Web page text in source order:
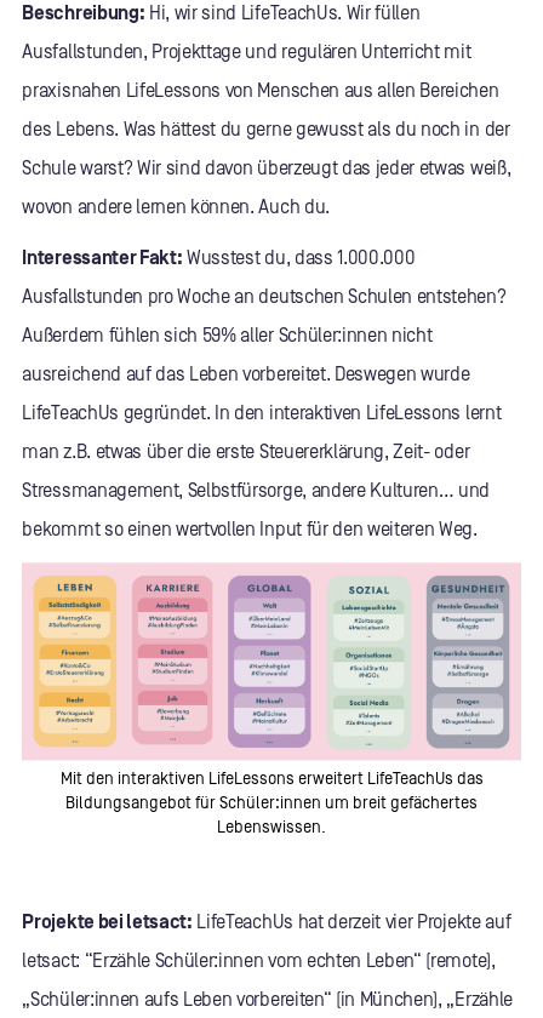
Beschreibung: Hi, wir sind LifeTeachUs. Wir füllen
Ausfallstunden, Projekttage und regulären Unterricht mit
praxisnahen LifeLessons von Menschen aus allen Bereichen
des Lebens. Was hättest du gerne gewusst als du noch in der
Schule warst? Wir sind davon überzeugt das jeder etwas weiß,
wovon andere lernen können. Auch du.
Interessanter Fakt: Wusstest du, dass 1.000.000
Ausfallstunden pro Woche an deutschen Schulen entstehen?
Außerdem fühlen sich 59% aller Schüler:innen nicht
ausreichend auf das Leben vorbereitet. Deswegen wurde
LifeTeachUs gegründet. In den interaktiven LifeLessons lernt
man z.B. etwas über die erste Steuererklärung, Zeit- oder
Stressmanagement, Selbstfürsorge, andere Kulturen… und
bekommt so einen wertvollen Input für den weiteren Weg.
Mit den interaktiven LifeLessons erweitert LifeTeachUs das
Bildungsangebot für Schüler:innen um breit gefächertes
Lebenswissen.
Projekte bei letsact: LifeTeachUs hat derzeit vier Projekte auf
letsact: “Erzähle Schüler:innen vom echten Leben“ (remote),
„Schüler:innen aufs Leben vorbereiten“ (in München), „Erzähle